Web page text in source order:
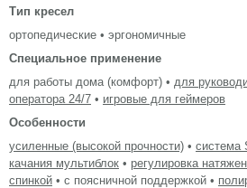
Тип кресел
ортопедические • эргономичные
Специальное применение
для работы дома (комфорт) • для
оператора 24/7 • игровые для геймеров
Особенности
усиленные (высокой прочности) • система
качания мультиблок • регулировка
спинкой • с поясничной поддержкой •